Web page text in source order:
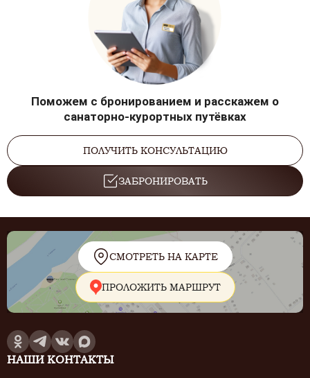
Физиотерапия. Тубус- кварц
Физиотерапия. УФО по полям
показаниям
Физиотерапия. Электрофорез с карипаином
по
по
показаниям
Физиотерапия. Ингаляции шунгитовые
показаниям
по
показаниям
Физиотерапия. Компресс шунгитовый
по
показаниям
Физиотерапия. Сеанс аппаратного массажа
рук Шиацу
по
показаниям
импульсного массажа рук
Физиотерапия. Сеанс пневмомассажа
кистей рук
Поможем с бронированием и расскажем о
санаторно-курортных путёвках
ПОЛУЧИТЬ КОНСУЛЬТАЦИЮ
ЗАБРОНИРОВАТЬ
СМОТРЕТЬ НА КАРТЕ
ПРОЛОЖИТЬ МАРШРУТ
НАШИ КОНТАКТЫ